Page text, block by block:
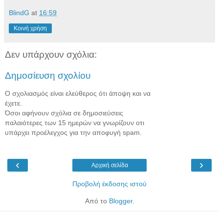
BlindG at 16:59
Κοινή χρήση
Δεν υπάρχουν σχόλια:
Δημοσίευση σχολίου
Ο σχολιασμός είναι ελεύθερος ότι άποψη και να
έχετε.
Όσοι αφήνουν σχόλια σε δημοσιεύσεις
παλαιότερες των 15 ημερών να γνωρίζουν οτι
υπάρχει προέλεγχος για την αποφυγή spam.
‹ ›
Αρχική σελίδα
Προβολή έκδοσης ιστού
Από το Blogger.